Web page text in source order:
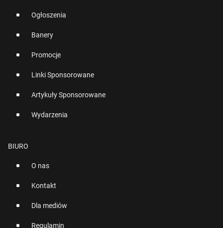
Ogłoszenia
Banery
Promocje
Linki Sponsorowane
Artykuły Sponsorowane
Wydarzenia
BIURO
O nas
Kontakt
Dla mediów
Regulamin